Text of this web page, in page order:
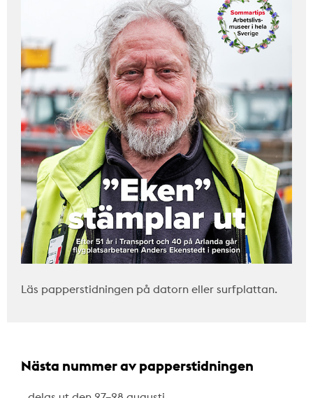
Läs papperstidningen på datorn eller surfplattan.
Nästa nummer av papperstidningen